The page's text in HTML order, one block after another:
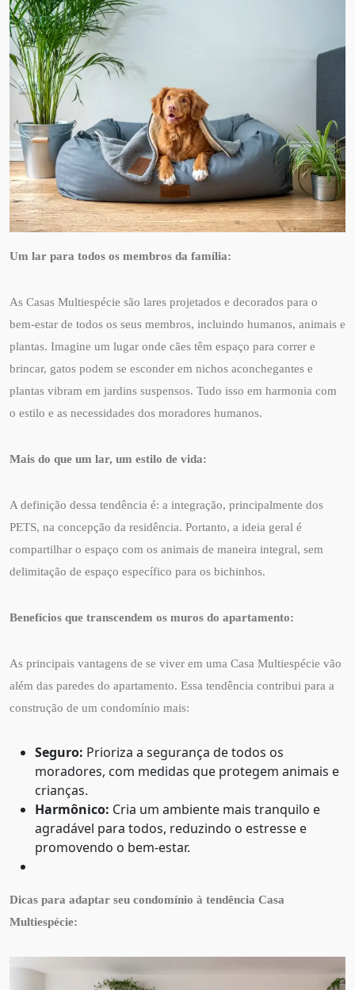
Um lar para todos os membros da família:
As Casas Multiespécie são lares projetados e decorados para o
bem-estar de todos os seus membros, incluindo humanos, animais e
plantas. Imagine um lugar onde cães têm espaço para correr e
brincar, gatos podem se esconder em nichos aconchegantes e
plantas vibram em jardins suspensos. Tudo isso em harmonia com
o estilo e as necessidades dos moradores humanos.
Mais do que um lar, um estilo de vida:
A definição dessa tendência é: a integração, principalmente dos
PETS, na concepção da residência. Portanto, a ideia geral é
compartilhar o espaço com os animais de maneira integral, sem
delimitação de espaço específico para os bichinhos.
Benefícios que transcendem os muros do apartamento:
As principais vantagens de se viver em uma Casa Multiespécie vão
além das paredes do apartamento. Essa tendência contribui para a
construção de um condomínio mais:
Seguro: Prioriza a segurança de todos os
moradores, com medidas que protegem animais e
crianças.
Harmônico: Cria um ambiente mais tranquilo e
agradável para todos, reduzindo o estresse e
promovendo o bem-estar.
Dicas para adaptar seu condomínio à tendência Casa
Multiespécie: